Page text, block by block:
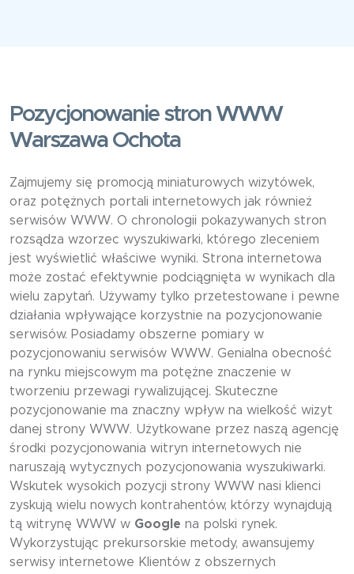
Pozycjonowanie stron WWW
Warszawa Ochota
Zajmujemy się promocją miniaturowych wizytówek,
oraz potężnych portali internetowych jak również
serwisów WWW. O chronologii pokazywanych stron
rozsądza wzorzec wyszukiwarki, którego zleceniem
jest wyświetlić właściwe wyniki. Strona internetowa
może zostać efektywnie podciągnięta w wynikach dla
wielu zapytań. Używamy tylko przetestowane i pewne
działania wpływające korzystnie na pozycjonowanie
serwisów. Posiadamy obszerne pomiary w
pozycjonowaniu serwisów WWW. Genialna obecność
na rynku miejscowym ma potężne znaczenie w
tworzeniu przewagi rywalizującej. Skuteczne
pozycjonowanie ma znaczny wpływ na wielkość wizyt
danej strony WWW. Użytkowane przez naszą agencję
środki pozycjonowania witryn internetowych nie
naruszają wytycznych pozycjonowania wyszukiwarki.
Wskutek wysokich pozycji strony WWW nasi klienci
zyskują wielu nowych kontrahentów, którzy wynajdują
tą witrynę WWW w Google na polski rynek.
Wykorzystując prekursorskie metody, awansujemy
serwisy internetowe Klientów z obszernych